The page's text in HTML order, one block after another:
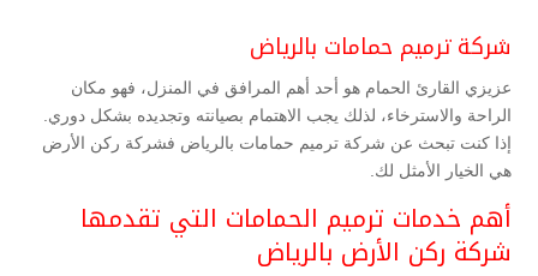
شركة ترميم حمامات بالرياض
عزيزي القارئ الحمام هو أحد أهم المرافق في المنزل، فهو مكان
الراحة والاسترخاء، لذلك يجب الاهتمام بصيانته وتجديده بشكل دوري.
إذا كنت تبحث عن شركة ترميم حمامات بالرياض فشركة ركن الأرض
هي الخيار الأمثل لك.
أهم خدمات ترميم الحمامات التي تقدمها
شركة ركن الأرض بالرياض